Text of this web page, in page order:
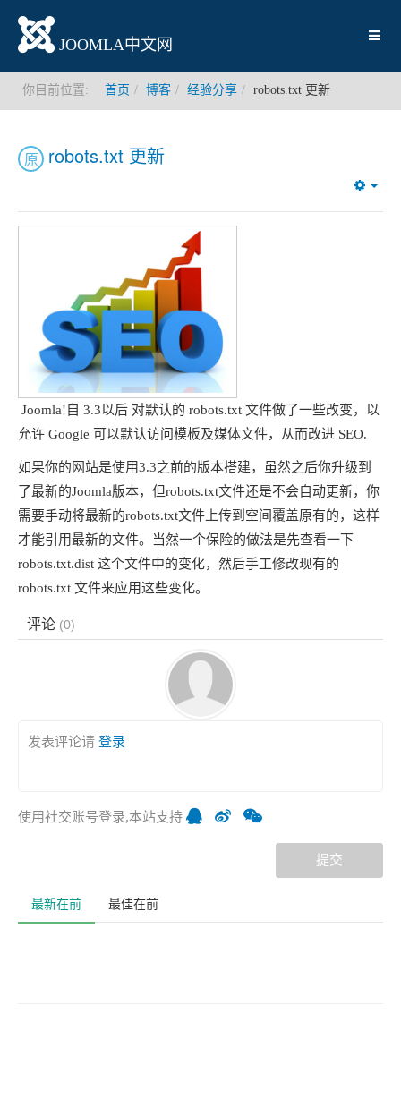
JOOMLA中文网
你目前位置: 首页 博客 经验分享 robots.txt 更新
robots.txt 更新
原
Joomla!自 3.3以后 对默认的 robots.txt 文件做了一些改变，以
允许 Google 可以默认访问模板及媒体文件，从而改进 SEO.
如果你的网站是使用3.3之前的版本搭建，虽然之后你升级到
了最新的Joomla版本，但robots.txt文件还是不会自动更新，你
需要手动将最新的robots.txt文件上传到空间覆盖原有的，这样
才能引用最新的文件。当然一个保险的做法是先查看一下
robots.txt.dist 这个文件中的变化，然后手工修改现有的
robots.txt 文件来应用这些变化。
评论 (0)
发表评论请 登录
使用社交账号登录,本站支持
提交
最新在前 最佳在前